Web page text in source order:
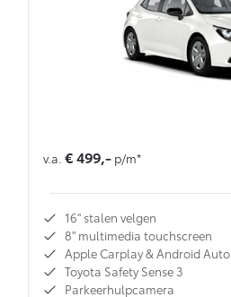
v.a. € 499,- p/m*
16'' stalen velgen
8'' multimedia touchscreen
Apple Carplay & Android Auto
Toyota Safety Sense 3
Parkeerhulpcamera